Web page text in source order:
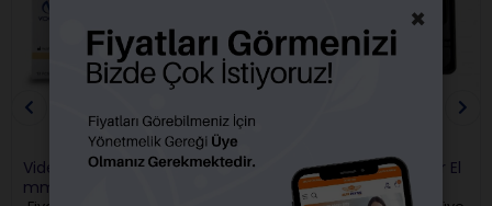
Videya Spreaders Eğe 25
mm
Videya Manuel Protaper El
Eğesi
×